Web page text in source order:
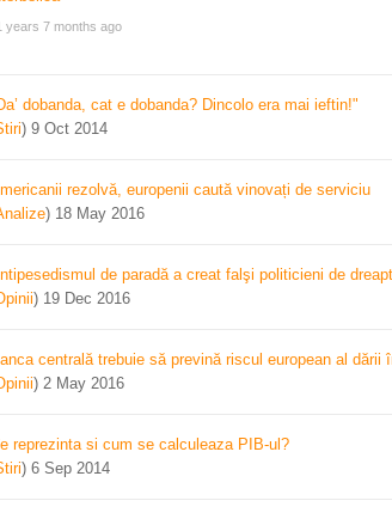
years 7 months ago
dobanda, cat e dobanda? Dincolo era mai ieftin!"
) 9 Oct 2014
rezolvă, europenii caută vinovați de serviciu
) 18 May 2016
de paradă a creat falşi politicieni de
) 19 Dec 2016
centrală trebuie să prevină riscul european al
) 2 May 2016
reprezinta si cum se calculeaza PIB-ul?
) 6 Sep 2014